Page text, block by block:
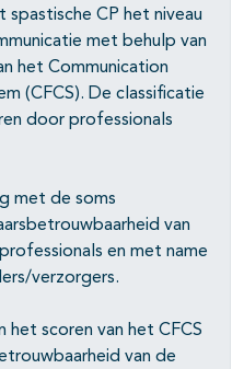
CP het niveau
met behulp van
het Communication
(CFCS). De classificatie
door professionals
met de soms
van
en met name
verzorgers.
het scoren van het CFCS
van de